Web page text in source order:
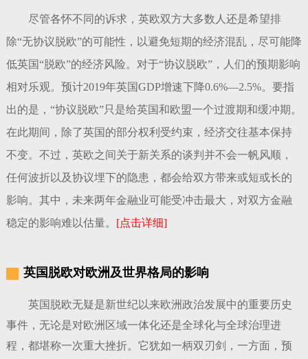
尽管各怀不同的诉求，英欧双方大多数人还是希望排
除“无协议脱欧”的可能性，以避免短期的经济混乱，尽可能降
低英国“脱欧”的经济风险。对于“协议脱欧”，人们的预期影响
相对乐观。预计2019年英国GDP增速下降0.6%—2.5%。要指
出的是，“协议脱欧”只是给英国和欧盟一个过渡期和缓冲期。
在此期间，除了英国的部分权利受约束，经济交往基本保持
不变。不过，英欧之间关于新关系的谈判并不会一帆风顺，
任何波折以及协议埋下的隐患，都会给双方带来或短或长的
影响。其中，未来两年金融业可能受冲击最大，对双方金融
稳定的影响难以估量。 [点击详细]
英国脱欧对欧洲及世界格局的影响
英国脱欧无疑是新世纪以来欧洲政治发展中的重要历史
事件，无论是对欧洲区域一体化还是全球化与全球治理进
程，都堪称一次重大挫折。它犹如一柄双刃剑，一方面，预